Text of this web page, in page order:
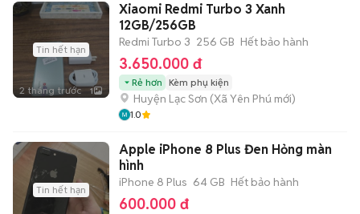
Tin hết hạn
2 tháng trước 1
Xiaomi Redmi Turbo 3 Xanh
12GB/256GB
Redmi Turbo 3 256 GB Hết bảo hành
3.650.000 đ
Rẻ hơn Kèm phụ kiện
Huyện Lạc Sơn (Xã Yên Phú mới)
1.0
Tin hết hạn
Apple iPhone 8 Plus Đen Hỏng màn
hình
iPhone 8 Plus 64 GB Hết bảo hành
600.000 đ